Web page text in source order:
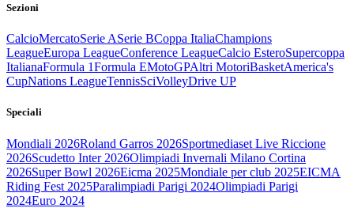
Sezioni
CalcioMercatoSerie ASerie BCoppa ItaliaChampions
LeagueEuropa LeagueConference LeagueCalcio EsteroSupercoppa
ItalianaFormula 1Formula EMotoGPAltri MotoriBasketAmerica's
CupNations LeagueTennisSciVolleyDrive UP
Speciali
Mondiali 2026Roland Garros 2026Sportmediaset Live Riccione
2026Scudetto Inter 2026Olimpiadi Invernali Milano Cortina
2026Super Bowl 2026Eicma 2025Mondiale per club 2025EICMA
Riding Fest 2025Paralimpiadi Parigi 2024Olimpiadi Parigi
2024Euro 2024